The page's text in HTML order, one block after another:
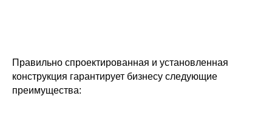
Правильно спроектированная и установленная
конструкция гарантирует бизнесу следующие
преимущества: